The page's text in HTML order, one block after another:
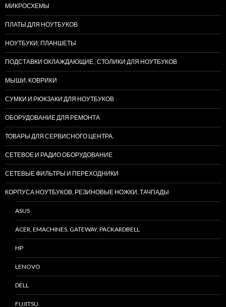
МИКРОСХЕМЫ
ПЛАТЫ ДЛЯ НОУТБУКОВ
НОУТБУКИ, ПЛАНШЕТЫ
ПОДСТАВКИ ОХЛАЖДАЮЩИЕ , СТОЛИКИ ДЛЯ НОУТБУКОВ
МЫШИ, КОВРИКИ
СУМКИ И РЮКЗАКИ ДЛЯ НОУТБУКОВ
ОБОРУДОВАНИЕ ДЛЯ РЕМОНТА
ТОВАРЫ ДЛЯ СЕРВИСНОГО ЦЕНТРА.
СЕТЕВОЕ И РАДИО ОБОРУДОВАНИЕ
СЕТЕВЫЕ ФИЛЬТРЫ И ПЕРЕХОДНИКИ
КОРПУСА НОУТБУКОВ, РЕЗИНОВЫЕ НОЖКИ, ТАЧПАДЫ
ASUS
ACER, EMACHINES, GATEWAY, PACKARDBELL
HP
LENOVO
DELL
FUJITSU